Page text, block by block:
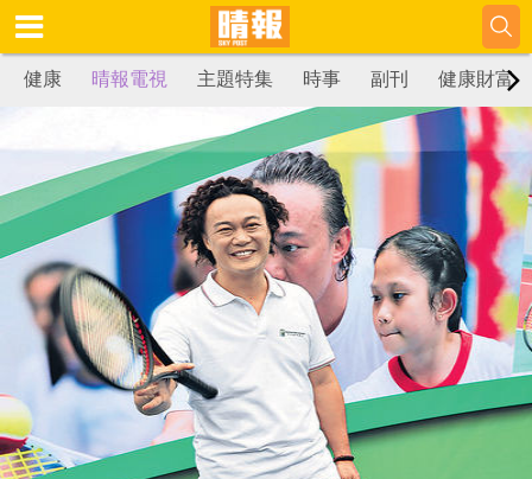
健康 晴報電視 主題特集 時事 副刊 健康財富